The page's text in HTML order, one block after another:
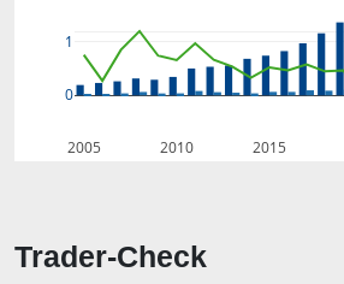
2005 2010 2015
0
1
Trader-Check